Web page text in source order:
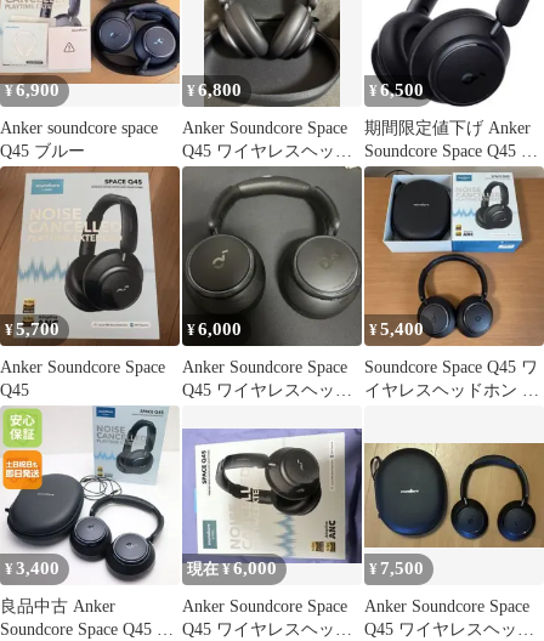
¥6,900
Anker soundcore space
Q45 ブルー
¥6,800
Anker Soundcore Space
Q45 ワイヤレスヘッド
ホン 本体
¥ 6,500
期間限定値下げ Anker
Soundcore Space Q45 ケ
ース付き
¥5,700
Anker Soundcore Space
Q45
¥6,000
Anker Soundcore Space
Q45 ワイヤレスヘッド
¥5,400
Soundcore Space Q45 ワ
イヤレスヘッドホン 本
¥3,400
良品中古 Anker
Soundcore Space Q45 ブ
現在 ¥6,000
Anker Soundcore Space
Q45 ワイヤレスヘッド
¥ 7,500
Anker Soundcore Space
Q45 ワイヤレスヘッド